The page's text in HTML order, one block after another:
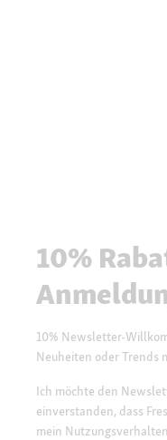
10%
10% Newsletter-
Neuheiten oder Trends
Ich möchte den
einverstanden, dass
mein